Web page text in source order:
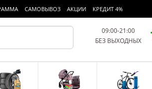
САМОВЫВОЗ АКЦИИ КРЕДИТ 4%
09:00-21:00
БЕЗ ВЫХОДНЫХ